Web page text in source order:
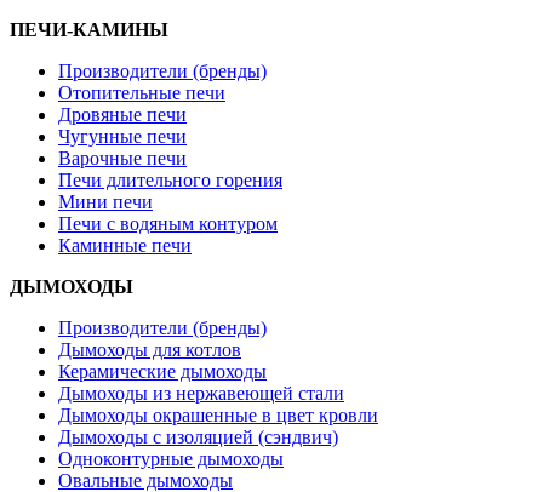
ПЕЧИ-КАМИНЫ
Производители (бренды)
Отопительные печи
Дровяные печи
Чугунные печи
Варочные печи
Печи длительного горения
Мини печи
Печи с водяным контуром
Каминные печи
ДЫМОХОДЫ
Производители (бренды)
Дымоходы для котлов
Керамические дымоходы
Дымоходы из нержавеющей стали
Дымоходы окрашенные в цвет кровли
Дымоходы с изоляцией (сэндвич)
Одноконтурные дымоходы
Овальные дымоходы